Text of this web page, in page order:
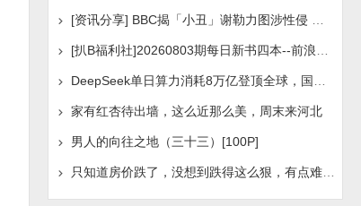
家有红杏待出墙，这么近那么美，周末来河北
男人的向往之地（三十三）[100P]
只知道房价跌了，没想到跌得这么狠，有点难受啊！